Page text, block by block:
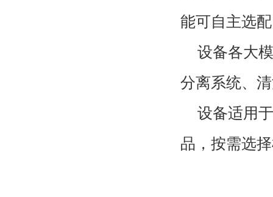
能可自主选
设备各大
分离系统、
设备适用
品，按需选